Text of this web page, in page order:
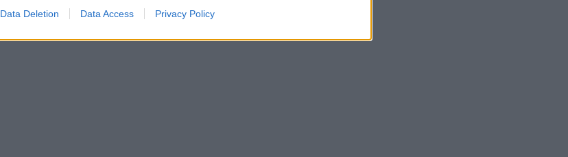
Data Deletion Data Access Privacy Policy